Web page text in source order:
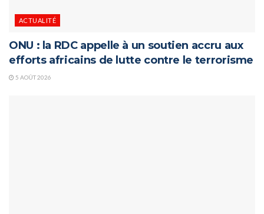
ACTUALITÉ
ONU : la RDC appelle à un soutien accru aux
efforts africains de lutte contre le terrorisme
5 AOÛT 2026